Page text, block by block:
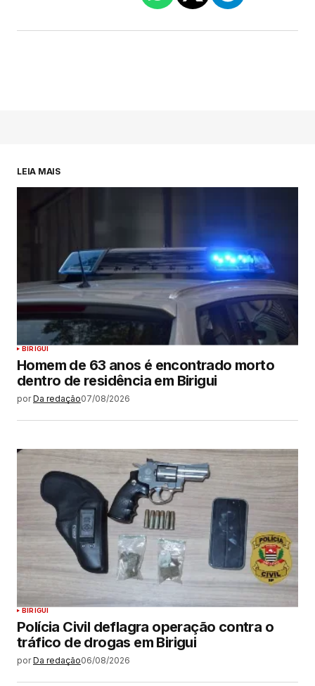
LEIA MAIS
BIRIGUI
Homem de 63 anos é encontrado morto
dentro de residência em Birigui
por Da redação07/08/2026
BIRIGUI
Polícia Civil deflagra operação contra o
tráfico de drogas em Birigui
por Da redação06/08/2026